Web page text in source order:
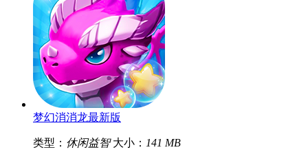
梦幻消消龙最新版
类型： 休闲益智 大小： 141 MB